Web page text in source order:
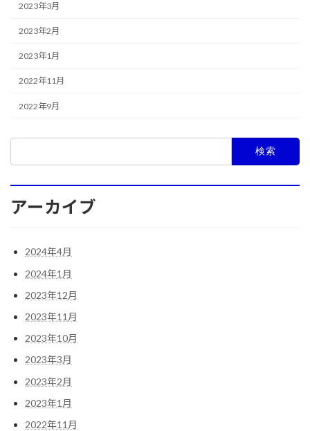
2023年3月
2023年2月
2023年1月
2022年11月
2022年9月
アーカイブ
2024年4月
2024年1月
2023年12月
2023年11月
2023年10月
2023年3月
2023年2月
2023年1月
2022年11月